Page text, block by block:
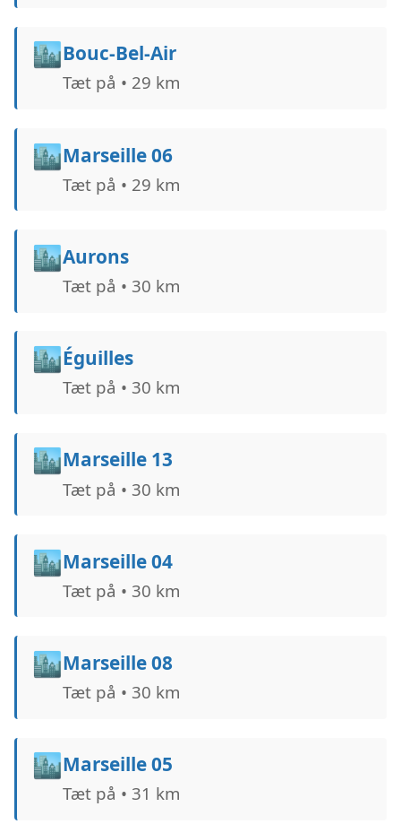
🏙️Bouc-Bel-Air
Tæt på • 29 km
🏙️Marseille 06
Tæt på • 29 km
🏙️Aurons
Tæt på • 30 km
🏙️Éguilles
Tæt på • 30 km
🏙️Marseille 13
Tæt på • 30 km
🏙️Marseille 04
Tæt på • 30 km
🏙️Marseille 08
Tæt på • 30 km
🏙️Marseille 05
Tæt på • 31 km